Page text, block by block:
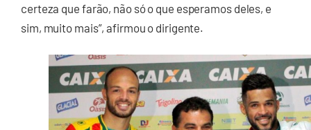
certeza que farão, não só o que esperamos deles, e
sim, muito mais”, afirmou o dirigente.